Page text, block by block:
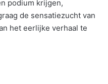
podium krijgen,
de sensatiezucht van
het eerlijke verhaal te